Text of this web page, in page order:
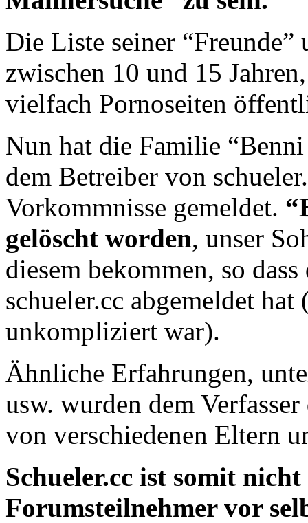
Die Liste seiner
zwischen 10 und 15
vielfach Pornoseiten
Nun hat die Familie
dem Betreiber von
Vorkommnisse gemeldet.
gelöscht worden, unser
diesem bekommen, so
schueler.cc abgemeldet
unkompliziert war).
Ähnliche Erfahrungen,
usw. wurden dem
von verschiedenen Eltern
Schueler.cc ist somit
Forumsteilnehmer vor